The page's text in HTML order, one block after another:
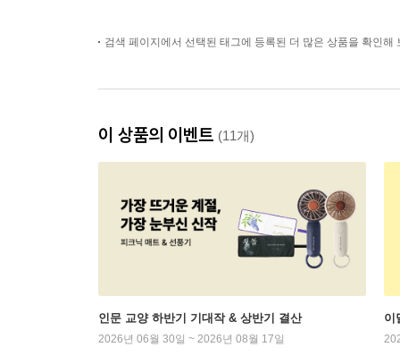
검색 페이지에서 선택된 태그에 등록된 더 많은 상품을 확인해
이 상품의 이벤트 (11개)
인문 교양 하반기 기대작 & 상반기 결산
2026년 06월 30일 ~ 2026년 08월 17일
이